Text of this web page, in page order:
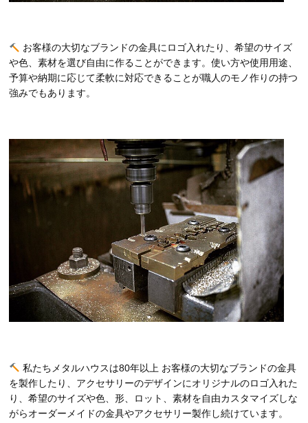
お客様の大切なブランドの金具にロゴ入れたり、希望のサイズ
や色、素材を選び自由に作ることができます。使い方や使用用途、
予算や納期に応じて柔軟に対応できることが職人のモノ作りの持つ
強みでもあります。
私たちメタルハウスは80年以上 お客様の大切なブランドの金具
を製作したり、アクセサリーのデザインにオリジナルのロゴ入れた
り、希望のサイズや色、形、ロット、素材を自由カスタマイズしな
がらオーダーメイドの金具やアクセサリー製作し続けています。